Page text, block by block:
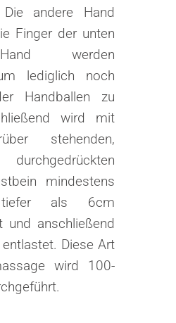
Die andere Hand
Finger der unten
werden
lediglich noch
Handballen zu
wird mit
stehenden,
mindestens
als 6cm
und anschließend
Diese Art
wird 100-